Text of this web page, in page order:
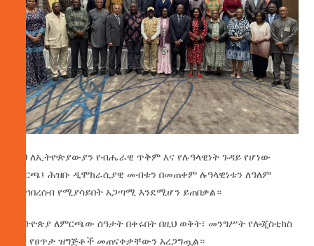
ይህ ለኢትዮጵያውያን የብሔራዊ ጥቅም እና የሉዓላዊነት ጉዳይ የሆነው
ምርጫ፤ ሕዝቡ ዲሞክራሲያዊ መብቱን በመጠቀም ሉዓላዊነቱን ለዓለም
ማኅበረሰብ የሚያሳይበት አጋጣሚ እንደሚሆን ይጠበቃል።
ኢትዮጵያ ለምርጫው ሰዓታት በቀሩበት በዚህ ወቅት፣ መንግሥት የሎጂስቲክስ
እና የፀጥታ ዝግጅቶች መጠናቀቃቸውን አረጋግጧል።